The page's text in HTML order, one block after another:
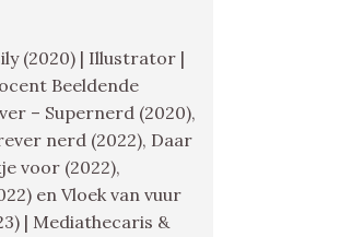
(2020) | Illustrator |
Beeldende
– Supernerd (2020),
nerd (2022), Daar
voor (2022),
en Vloek van vuur
| Mediathecaris &